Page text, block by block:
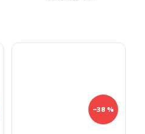
–38 %